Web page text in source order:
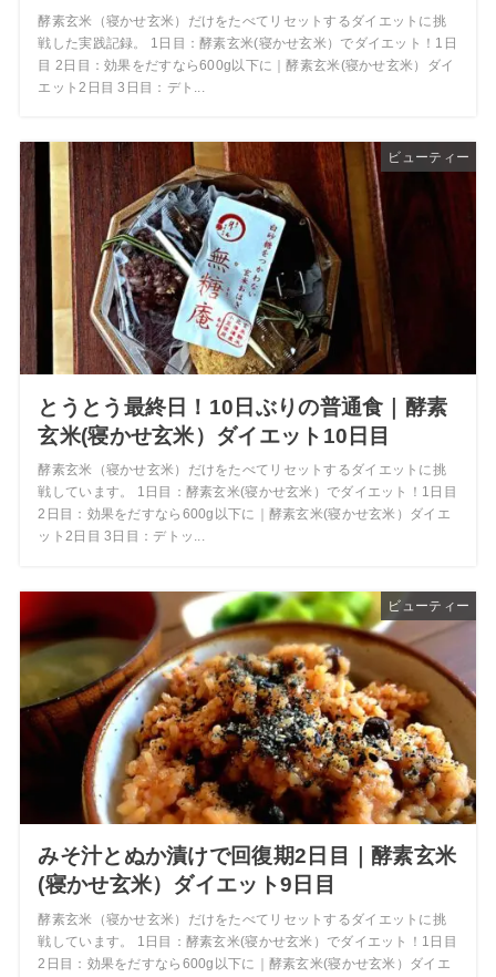
酵素玄米（寝かせ玄米）だけをたべてリセットするダイエットに挑
戦した実践記録。 1日目：酵素玄米(寝かせ玄米）でダイエット！1日
目 2日目：効果をだすなら600g以下に｜酵素玄米(寝かせ玄米）ダイ
エット2日目 3日目：デト...
ビューティー
とうとう最終日！10日ぶりの普通食｜酵素
玄米(寝かせ玄米）ダイエット10日目
酵素玄米（寝かせ玄米）だけをたべてリセットするダイエットに挑
戦しています。 1日目：酵素玄米(寝かせ玄米）でダイエット！1日目
2日目：効果をだすなら600g以下に｜酵素玄米(寝かせ玄米）ダイエ
ット2日目 3日目：デトッ...
ビューティー
みそ汁とぬか漬けで回復期2日目｜酵素玄米
(寝かせ玄米）ダイエット9日目
酵素玄米（寝かせ玄米）だけをたべてリセットするダイエットに挑
戦しています。 1日目：酵素玄米(寝かせ玄米）でダイエット！1日目
2日目：効果をだすなら600g以下に｜酵素玄米(寝かせ玄米）ダイエ